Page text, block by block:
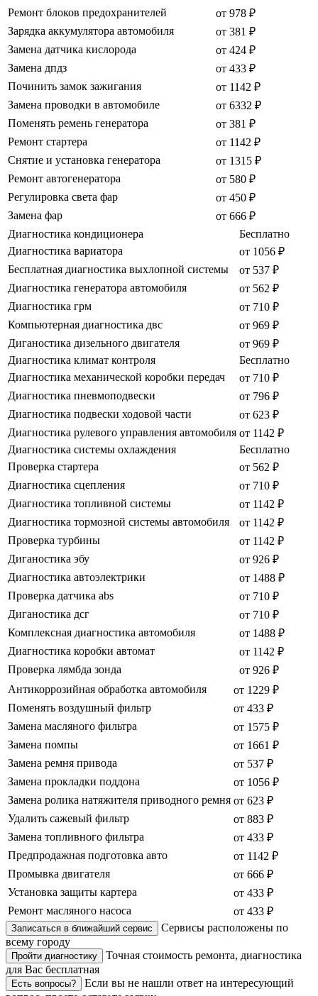
Ремонт блоков предохранителей
от 978 ₽
Зарядка аккумулятора автомобиля
от 381 ₽
Замена датчика кислорода
от 424 ₽
Замена дпдз
от 433 ₽
Починить замок зажигания
от 1142 ₽
Замена проводки в автомобиле
от 6332 ₽
Поменять ремень генератора
от 381 ₽
Ремонт стартера
от 1142 ₽
Снятие и установка генератора
от 1315 ₽
Ремонт автогенератора
от 580 ₽
Регулировка света фар
от 450 ₽
Замена фар
от 666 ₽
Диагностика кондиционера
Бесплатно
Диагностика вариатора
от 1056 ₽
Бесплатная диагностика выхлопной системы
от 537 ₽
Диагностика генератора автомобиля
от 562 ₽
Диагностика грм
от 710 ₽
Компьютерная диагностика двс
от 969 ₽
Диганостика дизельного двигателя
от 969 ₽
Диагностика климат контроля
Бесплатно
Диагностика механической коробки передач
от 710 ₽
Диагностика пневмоподвески
от 796 ₽
Диагностика подвески ходовой части
от 623 ₽
Диагностика рулевого управления автомобиля от 1142 ₽
Диагностика системы охлаждения
Бесплатно
Проверка стартера
от 562 ₽
Диагностика сцепления
от 710 ₽
Диагностика топливной системы
от 1142 ₽
Диагностика тормозной системы автомобиля
от 1142 ₽
Проверка турбины
от 1142 ₽
Диганостика эбу
от 926 ₽
Диагностика автоэлектрики
от 1488 ₽
Проверка датчика abs
от 710 ₽
Диганостика дсг
от 710 ₽
Комплексная диагностика автомобиля
от 1488 ₽
Диагностика коробки автомат
от 1142 ₽
Проверка лямбда зонда
от 926 ₽
Антикоррозийная обработка автомобиля
от 1229 ₽
Поменять воздушный фильтр
от 433 ₽
Замена масляного фильтра
от 1575 ₽
Замена помпы
от 1661 ₽
Замена ремня привода
от 537 ₽
Замена прокладки поддона
от 1056 ₽
Замена ролика натяжителя приводного ремня от 623 ₽
Удалить сажевый фильтр
от 883 ₽
Замена топливного фильтра
от 433 ₽
Предпродажная подготовка авто
от 1142 ₽
Промывка двигателя
от 666 ₽
Установка защиты картера
от 433 ₽
Ремонт масляного насоса
от 433 ₽
Записаться в ближайший сервис
Сервисы расположены по
всему городу
Пройти диагностику
Точная стоимость ремонта, диагностика
для Вас бесплатная
Есть вопросы?
Если вы не нашли ответ на интересующий